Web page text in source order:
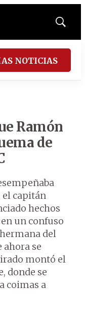
Mostrar
NOTICIAS
Ramón
de
el capitán
hechos
un confuso
del
se
montó el
donde se
coimas a